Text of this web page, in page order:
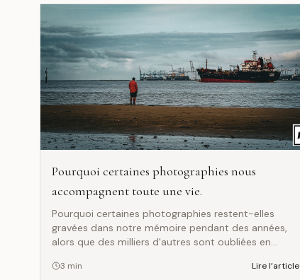
Pourquoi certaines photographies nous
accompagnent toute une vie.
Pourquoi certaines photographies restent-elles
gravées dans notre mémoire pendant des années,
alors que des milliers d'autres sont oubliées en
qui peut naître entre une œuvre photographique et
3 min Lire l’article